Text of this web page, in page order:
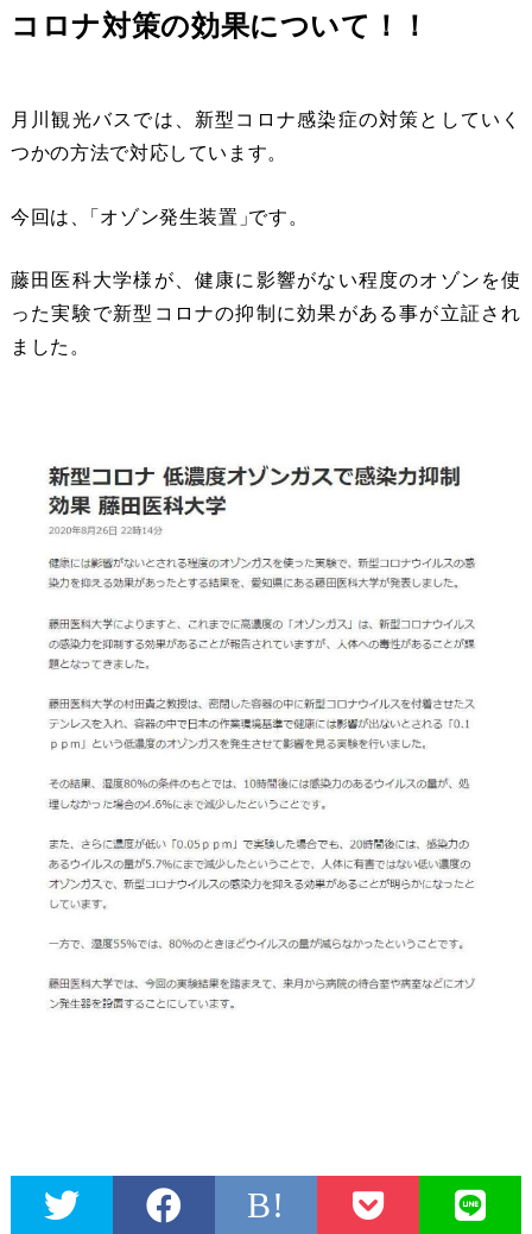
コロナ対策の効果について！！
月川観光バスでは、新型コロナ感染症の対策としていく
つかの方法で対応しています。
今回は、 「オゾン発生装置 」です。
藤田医科大学様が、健康に影響がない程度のオゾンを使
った実験で新型コロナの抑制に効果がある事が立証され
ました。
B!